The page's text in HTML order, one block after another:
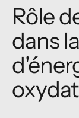
Rôle
dans